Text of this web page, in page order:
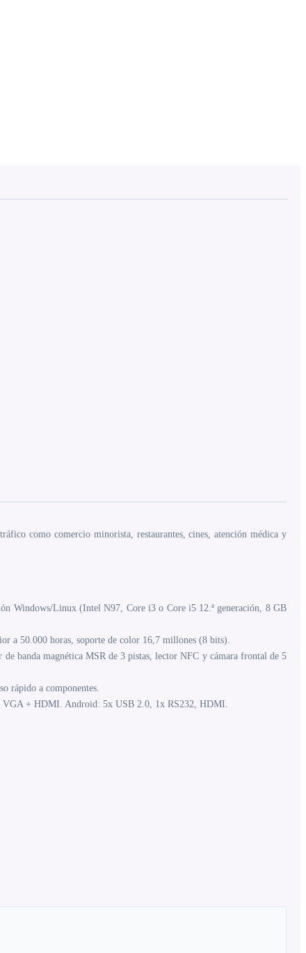
como comercio minorista, restaurantes, cines, atención médica y
Windows/Linux (Intel N97, Core i3 o Core i5 12.ª generación, 8 GB
a 50.000 horas, soporte de color 16,7 millones (8 bits).
banda magnética MSR de 3 pistas, lector NFC y cámara frontal de 5
rápido a componentes.
+ HDMI. Android: 5x USB 2.0, 1x RS232, HDMI.